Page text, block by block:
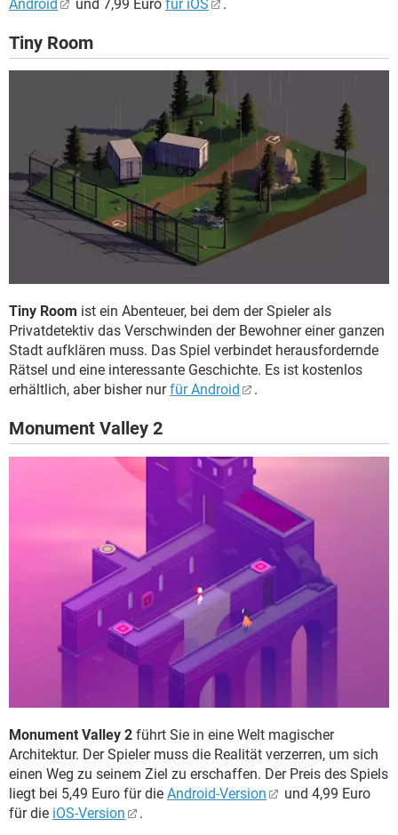
Android
und 7,99 Euro für iOS .
Tiny Room
Tiny Room ist ein Abenteuer, bei dem der Spieler als
Privatdetektiv das Verschwinden der Bewohner einer ganzen
Stadt aufklären muss. Das Spiel verbindet herausfordernde
Rätsel und eine interessante Geschichte. Es ist kostenlos
erhältlich, aber bisher nurfür Android .
Monument Valley 2
Monument Valley 2 führt Sie in eine Welt magischer
Architektur. Der Spieler muss die Realität verzerren, um sich
einen Weg zu seinem Ziel zu erschaffen. Der Preis des Spiels
liegt bei 5,49 Euro für die Android-Version
und 4,99 Euro
für die iOS-Version .